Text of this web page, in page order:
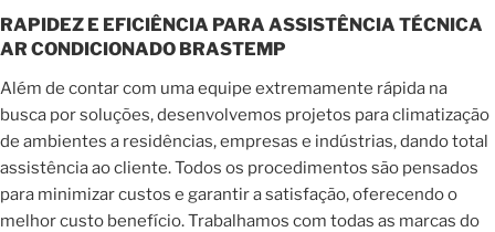
RAPIDEZ E EFICIÊNCIA PARA ASSISTÊNCIA TÉCNICA
AR CONDICIONADO BRASTEMP
Além de contar com uma equipe extremamente rápida na
busca por soluções, desenvolvemos projetos para climatização
de ambientes a residências, empresas e indústrias, dando total
assistência ao cliente. Todos os procedimentos são pensados
para minimizar custos e garantir a satisfação, oferecendo o
melhor custo benefício. Trabalhamos com todas as marcas do